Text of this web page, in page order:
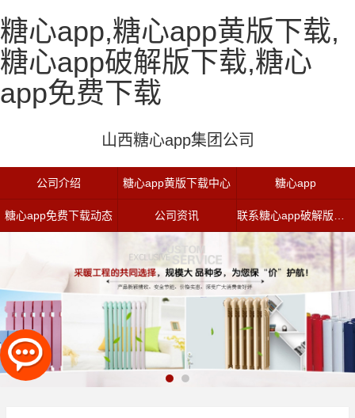
糖心app,糖心app黄版下载,
糖心app破解版下载,糖心
app免费下载
山西糖心app集团公司
公司介绍 糖心app黄版下载中心 糖心app
糖心app免费下载动态 公司资讯